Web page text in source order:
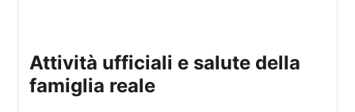
attività ufficiali e salute della
famiglia reale